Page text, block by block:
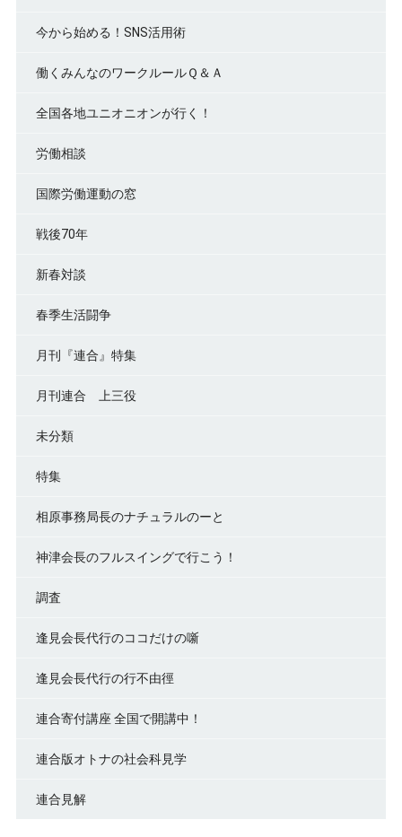
今から始める！SNS活用術
働くみんなのワークルールＱ＆Ａ
全国各地ユニオニオンが行く！
労働相談
国際労働運動の窓
戦後70年
新春対談
春季生活闘争
月刊『連合』特集
月刊連合 上三役
未分類
特集
相原事務局長のナチュラルのーと
神津会長のフルスイングで行こう！
調査
逢見会長代行のココだけの噺
逢見会長代行の行不由徑
連合寄付講座 全国で開講中！
連合版オトナの社会科見学
連合見解